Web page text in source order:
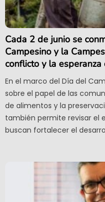
Cada 2 de junio se
Campesino y la
conflicto y la
En el marco del Día del
sobre el papel de las
de alimentos y la
también permite revisar el
buscan fortalecer el